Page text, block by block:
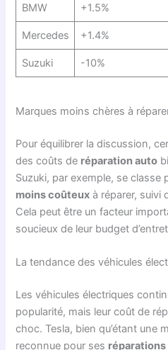
BMW +1.5%
Mercedes +1.4%
Suzuki -10%
Marques moins chères à
Pour équilibrer la discussion,
des coûts de réparation auto
Suzuki, par exemple, se classe
moins coûteux à réparer, suivi
Cela peut être un facteur
soucieux de leur budget
La tendance des véhicules
Les véhicules électriques
popularité, mais leur coût de
choc. Tesla, bien qu’étant une
reconnue pour ses